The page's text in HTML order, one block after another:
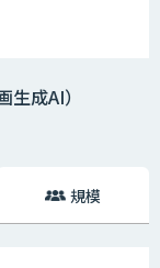
成AI）
規模